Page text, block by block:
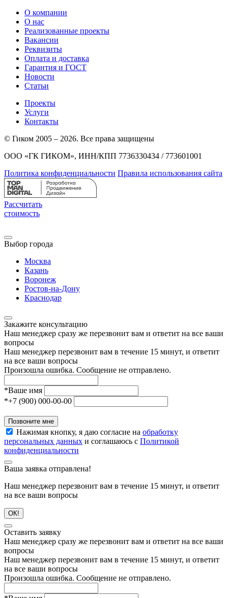
О компании
О нас
Реализованные проекты
Вакансии
Реквизиты
Оплата и доставка
Гарантия и ГОСТ
Новости
Статьи
Проекты
Услуги
Контакты
© Гиком 2005 – 2026. Все права защищены
ООО «ГК ГИКОМ», ИНН/КПП 7736330434 / 773601001
Политика конфиденциальности Правила использования сайта
Рассчитать
стоимость
Выбор города
Москва
Казань
Воронеж
Ростов-на-Дону
Краснодар
Закажите консультацию
Наш менеджер сразу же перезвонит вам и ответит на все ваши
вопросы
Наш менеджер перезвонит вам в течение 15 минут, и ответит
на все ваши вопросы
Произошла ошибка. Сообщение не отправлено.
*Ваше имя
*+7 (900) 000-00-00
Позвоните мне
Нажимая кнопку, я даю согласие на обработку
персональных данных и соглашаюсь с Политикой
конфиденциальности
Ваша заявка отправлена!
Наш менеджер перезвонит вам в течение 15 минут, и ответит
на все ваши вопросы
ОК!
Оставить заявку
Наш менеджер сразу же перезвонит вам и ответит на все ваши
вопросы
Наш менеджер перезвонит вам в течение 15 минут, и ответит
на все ваши вопросы
Произошла ошибка. Сообщение не отправлено.